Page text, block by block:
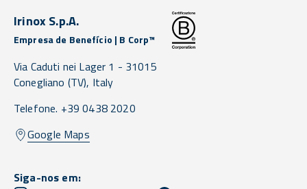
Irinox S.p.A.
Empresa de Benefício | B Corp™
Via Caduti nei Lager 1 - 31015
Conegliano (TV), Italy
Telefone. +39 0438 2020
Google Maps
Siga-nos em: